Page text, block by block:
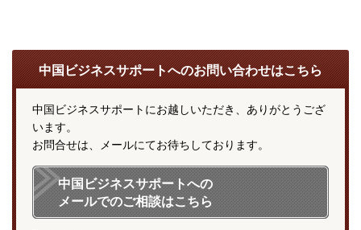
中国ビジネスサポートへのお問い合わせはこちら
中国ビジネスサポートにお越しいただき、ありがとうござ
います。
お問合せは、メールにてお待ちしております。
中国ビジネスサポートへの
メールでのご相談はこちら